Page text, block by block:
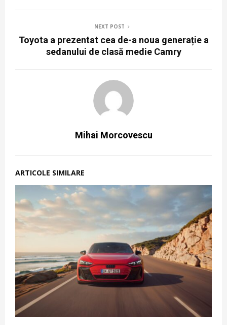
NEXT POST
Toyota a prezentat cea de-a noua generație a
sedanului de clasă medie Camry
Mihai Morcovescu
ARTICOLE SIMILARE